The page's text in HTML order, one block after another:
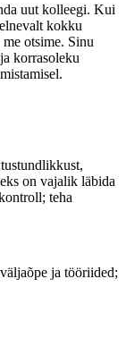
uut kolleegi. Kui
kokku
otsime. Sinu
korrasoleku
on vajalik läbida
teha
ja tööriided;